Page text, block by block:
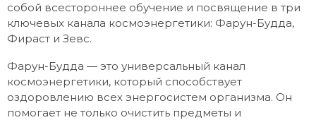
собой всестороннее обучение и посвящение в три
ключевых канала космоэнергетики: Фарун-Будда,
Фираст и Зевс.
Фарун-Будда — это универсальный канал
космоэнергетики, который способствует
оздоровлению всех энергосистем организма. Он
помогает не только очистить предметы и